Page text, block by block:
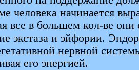
человека начинается
все в большем кол-ве
экстаза и эйфории.
нервной
его энергией.